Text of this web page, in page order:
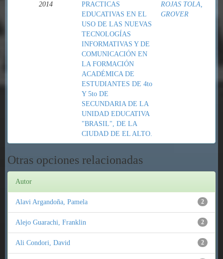
2014
PRACTICAS
EDUCATIVAS EN EL
USO DE LAS NUEVAS
TECNOLOGÍAS
INFORMATIVAS Y DE
COMUNICACIÓN EN
LA FORMACIÓN
ACADÉMICA DE
ESTUDIANTES DE 4to
Y 5to DE
SECUNDARIA DE LA
UNIDAD EDUCATIVA
"BRASIL", DE LA
CIUDAD DE EL ALTO.
ROJAS TOLA,
GROVER
Otras opciones relacionadas
Autor
2
Alavi Argandoña, Pamela
2
Alejo Guarachi, Franklin
2
Ali Condori, David